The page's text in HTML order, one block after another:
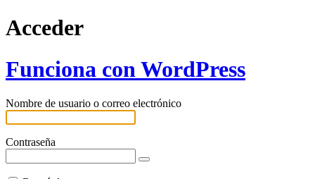
Acceder
Funciona con WordPress
Nombre de usuario o correo electrónico
Contraseña